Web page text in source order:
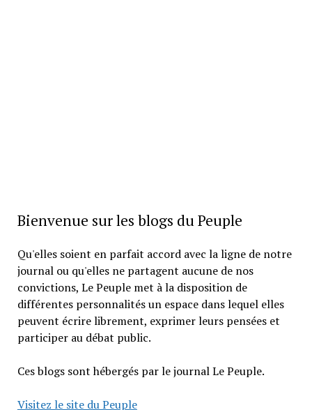
Bienvenue sur les blogs du Peuple
Qu'elles soient en parfait accord avec la ligne de notre
journal ou qu'elles ne partagent aucune de nos
convictions, Le Peuple met à la disposition de
différentes personnalités un espace dans lequel elles
peuvent écrire librement, exprimer leurs pensées et
participer au débat public.
Ces blogs sont hébergés par le journal Le Peuple.
Visitez le site du Peuple